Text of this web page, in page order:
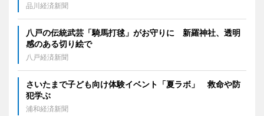
品川経済新聞
八戸の伝統武芸「騎馬打毬」がお守りに 新羅神社、透明
感のある切り絵で
八戸経済新聞
さいたまで子ども向け体験イベント「夏ラボ」 救命や防
犯学ぶ
浦和経済新聞